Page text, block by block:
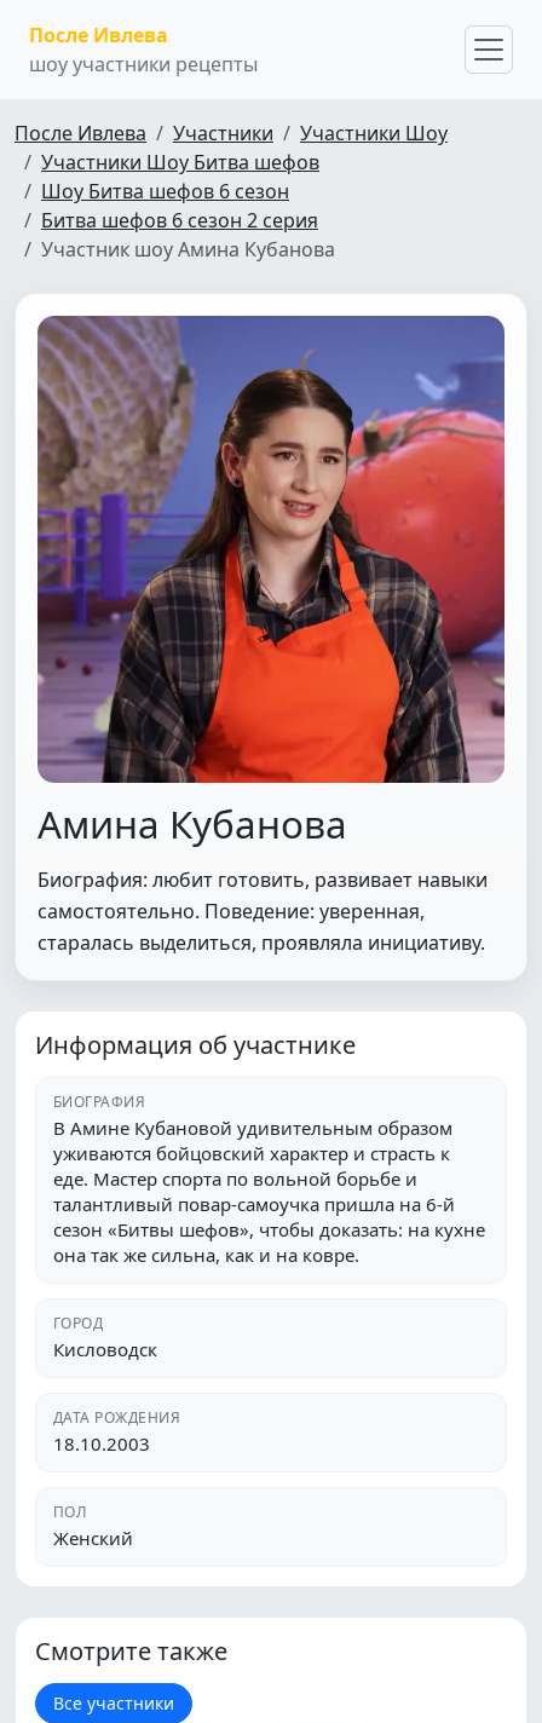
После Ивлева
шоу участники рецепты
После Ивлева Участники
Участники Шоу
Участники Шоу Битва шефов
Шоу Битва шефов 6 сезон
Битва шефов 6 сезон 2 серия
Участник шоу Амина Кубанова
Амина Кубанова
Биография: любит готовить, развивает навыки
самостоятельно. Поведение: уверенная,
старалась выделиться, проявляла инициативу.
Информация об участнике
БИОГРАФИЯ
В Амине Кубановой удивительным образом
уживаются бойцовский характер и страсть к
еде. Мастер спорта по вольной борьбе и
талантливый повар-самоучка пришла на 6-й
сезон «Битвы шефов», чтобы доказать: на кухне
она так же сильна, как и на ковре.
ГОРОД
Кисловодск
ДАТА РОЖДЕНИЯ
18.10.2003
ПОЛ
Женский
Смотрите также
Все участники